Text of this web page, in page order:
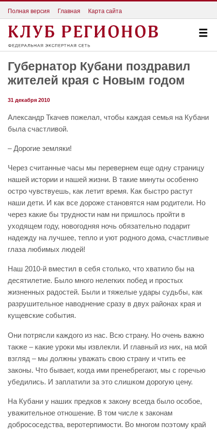
Полная версия Главная Карта сайта
Губернатор Кубани поздравил
жителей края с Новым годом
31 декабря 2010
Александр Ткачев пожелал, чтобы каждая семья на Кубани
была счастливой.
– Дорогие земляки!
Через считанные часы мы перевернем еще одну страницу
нашей истории и нашей жизни. В такие минуты особенно
остро чувствуешь, как летит время. Как быстро растут
наши дети. И как все дороже становятся нам родители. Но
через какие бы трудности нам ни пришлось пройти в
уходящем году, новогодняя ночь обязательно подарит
надежду на лучшее, тепло и уют родного дома, счастливые
глаза любимых людей!
Наш 2010-й вместил в себя столько, что хватило бы на
десятилетие. Было много нелегких побед и простых
жизненных радостей. Были и тяжелые удары судьбы, как
разрушительное наводнение сразу в двух районах края и
кущевские события.
Они потрясли каждого из нас. Всю страну. Но очень важно
также – какие уроки мы извлекли. И главный из них, на мой
взгляд – мы должны уважать свою страну и чтить ее
законы. Что бывает, когда ими пренебрегают, мы с горечью
убедились. И заплатили за это слишком дорогую цену.
На Кубани у наших предков к закону всегда было особое,
уважительное отношение. В том числе к законам
добрососедства, веротерпимости. Во многом поэтому край